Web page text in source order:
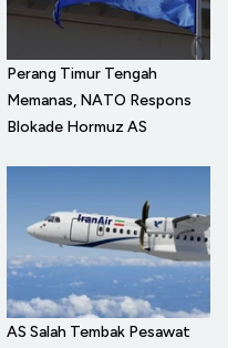
Perang Timur Tengah
Memanas, NATO Respons
Blokade Hormuz AS
AS Salah Tembak Pesawat